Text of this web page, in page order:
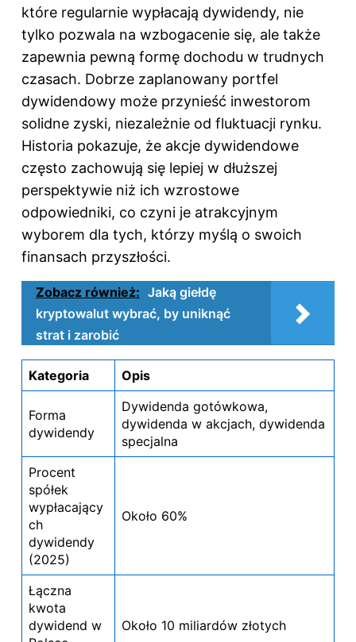
które regularnie wypłacają dywidendy, nie
tylko pozwala na wzbogacenie się, ale także
zapewnia pewną formę dochodu w trudnych
czasach. Dobrze zaplanowany portfel
dywidendowy może przynieść inwestorom
solidne zyski, niezależnie od fluktuacji rynku.
Historia pokazuje, że akcje dywidendowe
często zachowują się lepiej w dłuższej
perspektywie niż ich wzrostowe
odpowiedniki, co czyni je atrakcyjnym
wyborem dla tych, którzy myślą o swoich
finansach przyszłości.
Zobacz również: Jaką giełdę
kryptowalut wybrać, by uniknąć
strat i zarobić
Kategoria Opis
Forma
dywidendy
Dywidenda gotówkowa,
dywidenda w akcjach, dywidenda
specjalna
Procent
spółek
wypłacający
ch
dywidendy
(2025)
Około 60%
Łączna
kwota
dywidend w
Około 10 miliardów złotych